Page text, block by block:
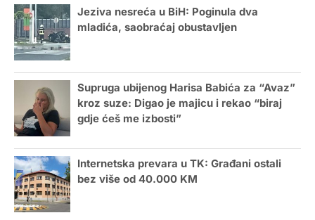
Jeziva nesreća u BiH: Poginula dva
mladića, saobraćaj obustavljen
Supruga ubijenog Harisa Babića za “Avaz”
kroz suze: Digao je majicu i rekao “biraj
gdje ćeš me izbosti”
Internetska prevara u TK: Građani ostali
bez više od 40.000 KM